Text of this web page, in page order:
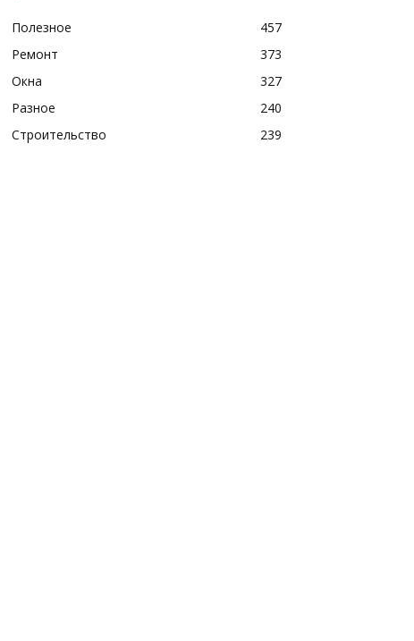
Полезное
457
Ремонт
373
Окна
327
Разное
240
Строительство
239